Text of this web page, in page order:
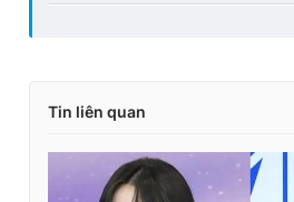
Tin liên quan